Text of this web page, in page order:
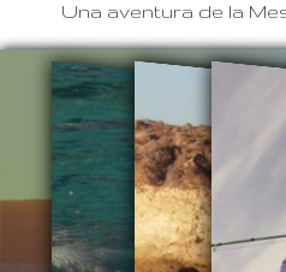
Una aventura de la